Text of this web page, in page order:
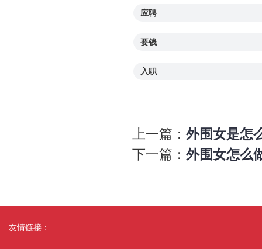
应聘
要钱
入职
上一篇： 外围女是怎
下一篇： 外围女怎么
友情链接：